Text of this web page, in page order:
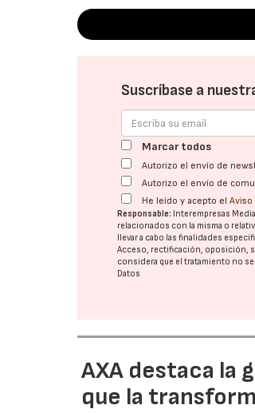
Suscríbase a
Marcar todos
Autorizo el envío de
Autorizo el envío de
He leído y acepto elAviso
Responsable: Interempresas
relacionados con la misma o
llevar a cabo las finalidades
Acceso, rectificación, oposición,
considera que el tratamiento no
Datos
AXA destaca la
que la